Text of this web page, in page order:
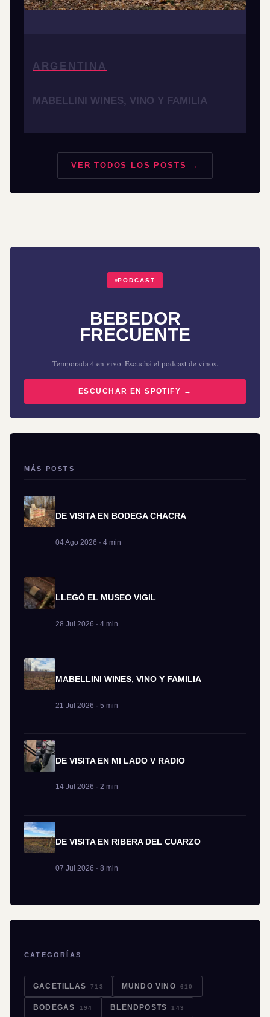
ARGENTINA
MABELLINI WINES, VINO Y FAMILIA
VER TODOS LOS POSTS →
PODCAST
BEBEDOR
FRECUENTE
Temporada 4 en vivo. Escuchá el podcast de vinos.
ESCUCHAR EN SPOTIFY →
MÁS POSTS
DE VISITA EN BODEGA CHACRA
04 Ago 2026 · 4 min
LLEGÓ EL MUSEO VIGIL
28 Jul 2026 · 4 min
MABELLINI WINES, VINO Y FAMILIA
21 Jul 2026 · 5 min
DE VISITA EN MI LADO V RADIO
14 Jul 2026 · 2 min
DE VISITA EN RIBERA DEL CUARZO
07 Jul 2026 · 8 min
CATEGORÍAS
GACETILLAS 713 MUNDO VINO 610
BODEGAS 194 BLENDPOSTS 143